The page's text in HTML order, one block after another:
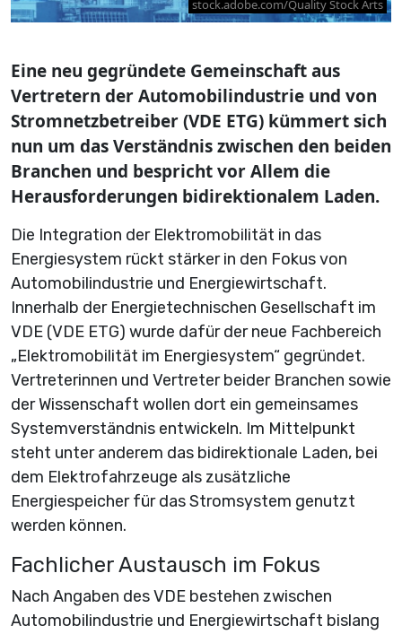
stock.adobe.com/Quality Stock Arts
Eine neu gegründete Gemeinschaft aus
Vertretern der Automobilindustrie und von
Stromnetzbetreiber (VDE ETG) kümmert sich
nun um das Verständnis zwischen den beiden
Branchen und bespricht vor Allem die
Herausforderungen bidirektionalem Laden.
Die Integration der Elektromobilität in das
Energiesystem rückt stärker in den Fokus von
Automobilindustrie und Energiewirtschaft.
Innerhalb der Energietechnischen Gesellschaft im
VDE (VDE ETG) wurde dafür der neue Fachbereich
„Elektromobilität im Energiesystem“ gegründet.
Vertreterinnen und Vertreter beider Branchen sowie
der Wissenschaft wollen dort ein gemeinsames
Systemverständnis entwickeln. Im Mittelpunkt
steht unter anderem das bidirektionale Laden, bei
dem Elektrofahrzeuge als zusätzliche
Energiespeicher für das Stromsystem genutzt
werden können.
Fachlicher Austausch im Fokus
Nach Angaben des VDE bestehen zwischen
Automobilindustrie und Energiewirtschaft bislang